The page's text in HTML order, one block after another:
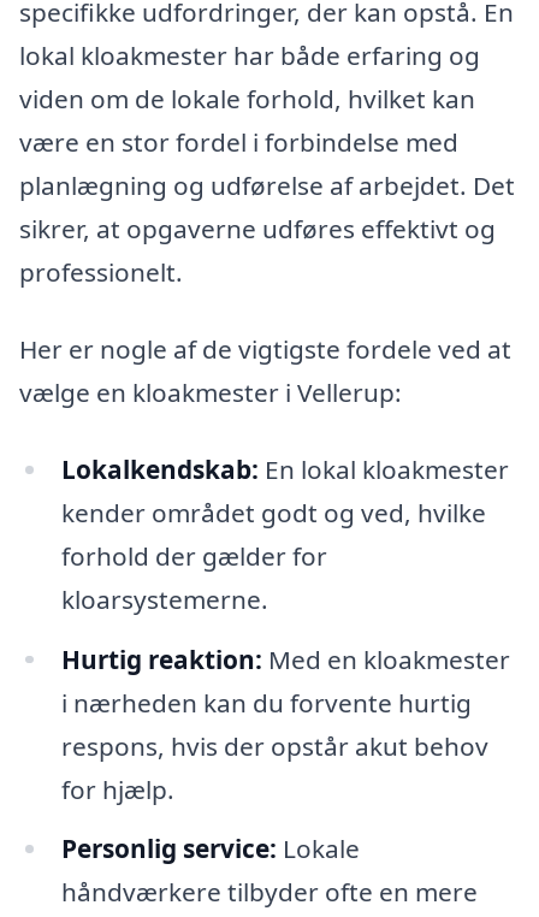
specifikke udfordringer, der kan opstå. En
lokal kloakmester har både erfaring og
viden om de lokale forhold, hvilket kan
være en stor fordel i forbindelse med
planlægning og udførelse af arbejdet. Det
sikrer, at opgaverne udføres effektivt og
professionelt.
Her er nogle af de vigtigste fordele ved at
vælge en kloakmester i Vellerup:
Lokalkendskab: En lokal kloakmester
kender området godt og ved, hvilke
forhold der gælder for
kloarsystemerne.
Hurtig reaktion: Med en kloakmester
i nærheden kan du forvente hurtig
respons, hvis der opstår akut behov
for hjælp.
Personlig service: Lokale
håndværkere tilbyder ofte en mere